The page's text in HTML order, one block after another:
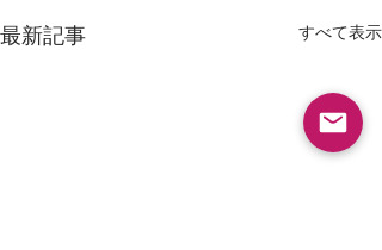
最新記事 すべて表示